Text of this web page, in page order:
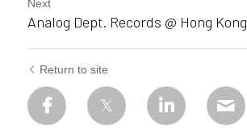
Next
Analog Dept. Records @ Hong Kong
Return to site